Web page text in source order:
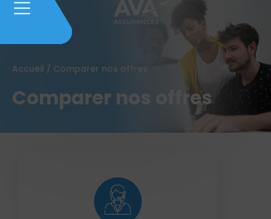
Accueil / Comparer nos offres
Comparer nos offres